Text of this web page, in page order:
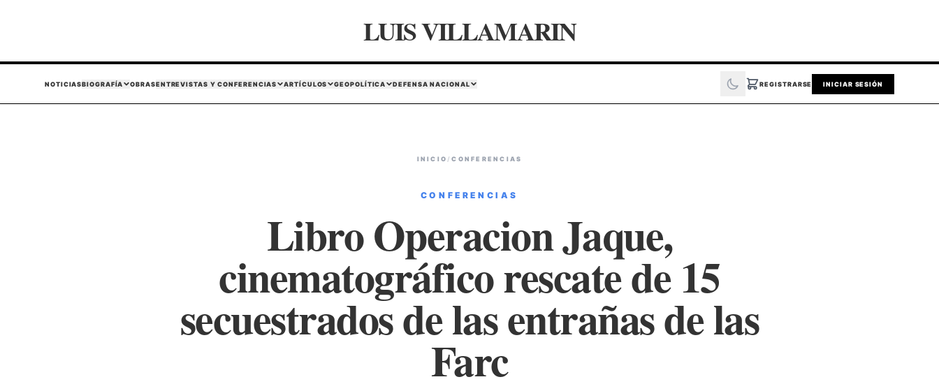
LUIS VILLAMARIN
NOTICIASBIOGRAFÍA OBRASENTREVISTAS Y CONFERENCIAS ARTÍCULOS GEOPOLÍTICA DEFENSA NACIONAL REGISTRARSE INICIAR SESIÓN
INICIO /CONFERENCIAS
CONFERENCIAS
Libro Operacion Jaque,
cinematográfico rescate de 15
secuestrados de las entrañas de las
Farc